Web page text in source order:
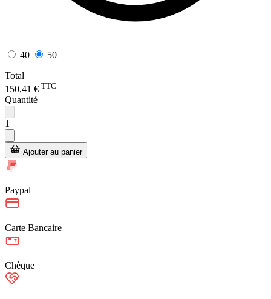
40
50
Total
150,41 € TTC
Quantité
1
Ajouter au panier
Paypal
Carte Bancaire
Chèque